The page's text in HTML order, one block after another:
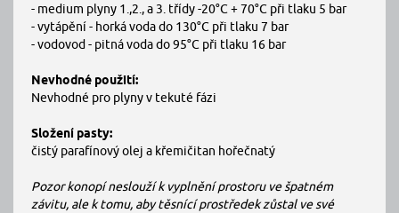
- medium plyny 1.,2.,a 3. třídy -20°C + 70°C při tlaku 5 bar
- vytápění - horká vodado 130°C při tlaku 7 bar
- vodovod - pitná vodado95°C při tlaku 16 bar
Nevhodné použití:
Nevhodné pro plynyv tekuté fázi
Složení pasty:
čistý parafínový olej a křemičitan hořečnatý
Pozor konopí neslouží k vyplnění prostoru ve špatném
závitu, ale k tomu, aby těsnící prostředek zůstal ve své